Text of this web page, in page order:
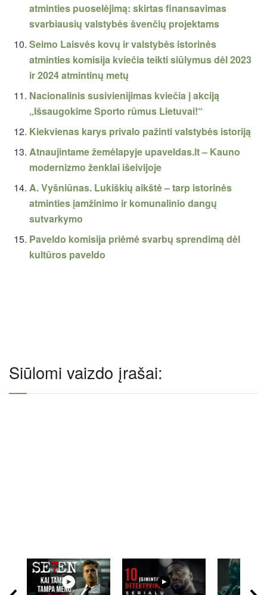
atminties puoselėjimą: skirtas finansavimas
svarbiausių valstybės švenčių projektams
Seimo Laisvės kovų ir valstybės istorinės
atminties komisija kviečia teikti siūlymus dėl 2023
ir 2024 atmintinų metų
Nacionalinis susivienijimas kviečia į akciją
„Išsaugokime Sporto rūmus Lietuvai!“
Kiekvienas karys privalo pažinti valstybės istoriją
Atnaujintame žemėlapyje upaveldas.lt – Kauno
modernizmo ženklai išeivijoje
A. Vyšniūnas. Lukiškių aikštė – tarp istorinės
atminties įamžinimo ir komunalinio dangų
sutvarkymo
Paveldo komisija priėmė svarbų sprendimą dėl
kultūros paveldo
Siūlomi vaizdo įrašai: